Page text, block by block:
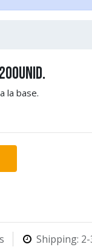
la base.
Shipping: 2-